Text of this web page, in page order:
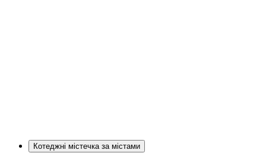
Котеджні містечка за містами